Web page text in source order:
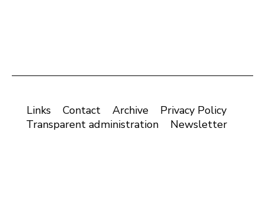
Links Contact Archive
Privacy Policy
Transparent administration
Newsletter